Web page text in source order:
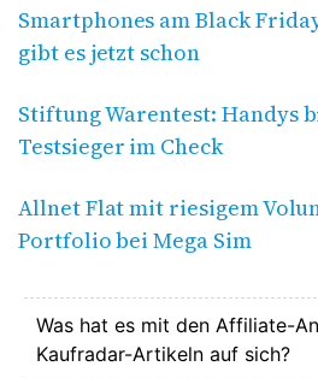
Smartphones am Black
gibt es jetzt schon
Stiftung Warentest: Handys
Testsieger im Check
Allnet Flat mit riesigem
Portfolio bei Mega Sim
Was hat es mit den Affiliate-
Kaufradar-Artikeln auf sich?